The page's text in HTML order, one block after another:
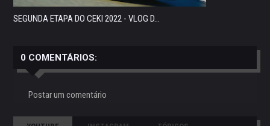
SEGUNDA ETAPA DO CEKI 2022 - VLOG D...
0 COMENTÁRIOS:
Postar um comentário